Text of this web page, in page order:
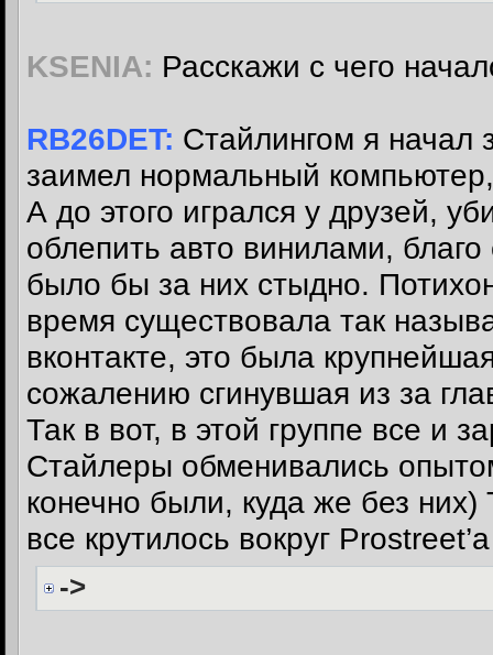
KSENIA: Расскажи с чего
RB26DET: Стайлингом я начал
заимел нормальный
А до этого игрался у друзей,
облепить авто винилами,
было бы за них стыдно.
время существовала так
вконтакте, это была
сожалению сгинувшая из за
Так в вот, в этой группе все и
Cтайлеры обменивались
конечно были, куда же без
все крутилось вокруг
->